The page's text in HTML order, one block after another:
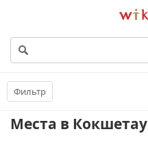
Фильтр
Места в Кокшетау